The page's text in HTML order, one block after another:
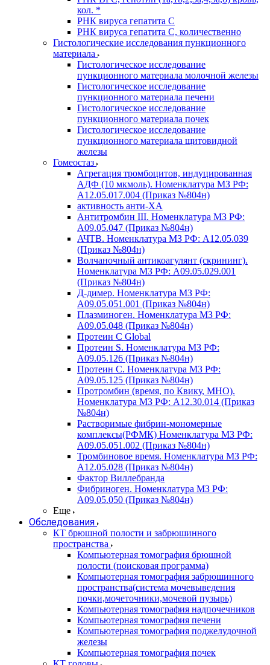
кол. *
РНК вируса гепатита C
РНК вируса гепатита C, количественно
Гистологические исследования пункционного
материала
Гистологическое исследование
пункционного материала молочной железы
Гистологическое исследование
пункционного материала печени
Гистологическое исследование
пункционного материала почек
Гистологическое исследование
пункционного материала щитовидной
железы
Гомеостаз
Агрегация тромбоцитов, индуцированная
АДФ (10 мкмоль). Номенклатура МЗ РФ:
A12.05.017.004 (Приказ №804н)
активность анти-ХА
Антитромбин III. Номенклатура МЗ РФ:
A09.05.047 (Приказ №804н)
АЧТВ. Номенклатура МЗ РФ: A12.05.039
(Приказ №804н)
Волчаночный антикоагулянт (скрининг).
Номенклатура МЗ РФ: A09.05.029.001
(Приказ №804н)
Д-димер. Номенклатура МЗ РФ:
A09.05.051.001 (Приказ №804н)
Плазминоген. Номенклатура МЗ РФ:
A09.05.048 (Приказ №804н)
Протеин C Global
Протеин S. Номенклатура МЗ РФ:
A09.05.126 (Приказ №804н)
Протеин С. Номенклатура МЗ РФ:
A09.05.125 (Приказ №804н)
Протромбин (время, по Квику, МНО).
Номенклатура МЗ РФ: A12.30.014 (Приказ
№804н)
Растворимые фибрин-мономерные
комплексы(РФМК) Номенклатура МЗ РФ:
A09.05.051.002 (Приказ №804н)
Тромбиновое время. Номенклатура МЗ РФ:
A12.05.028 (Приказ №804н)
Фактор Виллебранда
Фибриноген. Номенклатура МЗ РФ:
A09.05.050 (Приказ №804н)
Еще
Обследования
КТ брюшной полости и забрюшинного
пространства
Компьютерная томография брюшной
полости (поисковая программа)
Компьютерная томография забрюшинного
пространства(система мочевыведения
почки,мочеточники,мочевой пузырь)
Компьютерная томография надпочечников
Компьютерная томография печени
Компьютерная томография поджелудочной
железы
Компьютерная томография почек